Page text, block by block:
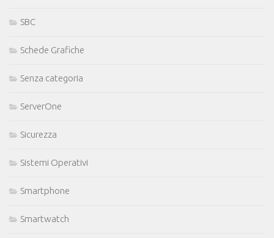
SBC
Schede Grafiche
Senza categoria
ServerOne
Sicurezza
Sistemi Operativi
Smartphone
Smartwatch